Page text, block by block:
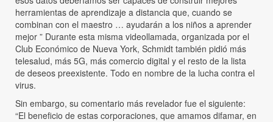
herramientas de aprendizaje a distancia que, cuando se
combinan con el maestro … ayudarán a los niños a aprender
mejor ” Durante esta misma videollamada, organizada por el
Club Económico de Nueva York, Schmidt también pidió más
telesalud, más 5G, más comercio digital y el resto de la lista
de deseos preexistente. Todo en nombre de la lucha contra el
virus.
Sin embargo, su comentario más revelador fue el siguiente:
“El beneficio de estas corporaciones, que amamos difamar, en